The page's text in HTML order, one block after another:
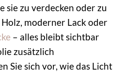
sie zu verdecken oder zu
moderner Lack oder
– alles bleibt sichtbar
zusätzlich
Sie sich vor, wie das Licht